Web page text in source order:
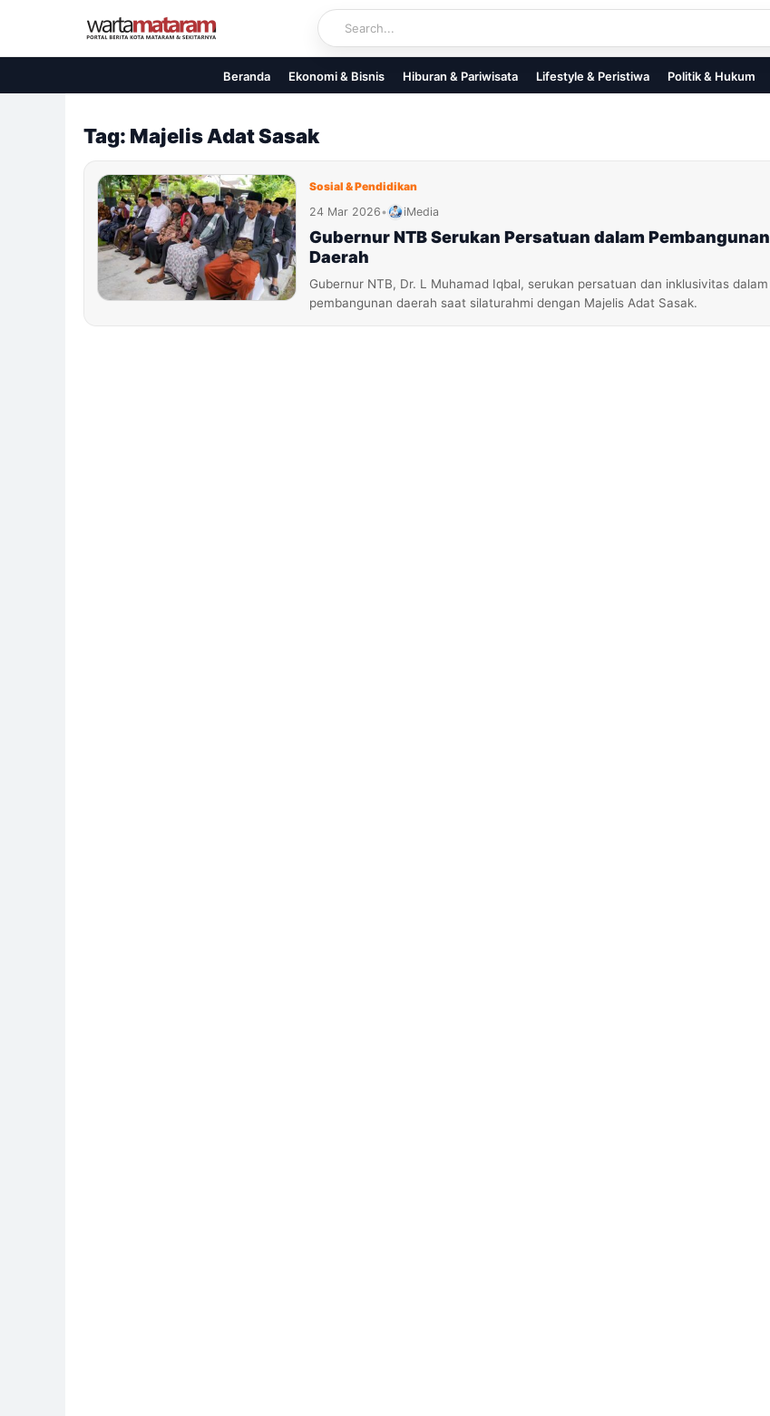
content
Beranda Ekonomi & Bisnis Hiburan & Pariwisata Lifestyle & Peristiwa Politik & Hukum
Tag: Majelis Adat Sasak
Sosial & Pendidikan
24 Mar 2026• iMedia
Gubernur NTB Serukan Persatuan dalam Pembangunan
Daerah
Gubernur NTB, Dr. L Muhamad Iqbal, serukan persatuan dan inklusivitas dalam
pembangunan daerah saat silaturahmi dengan Majelis Adat Sasak.